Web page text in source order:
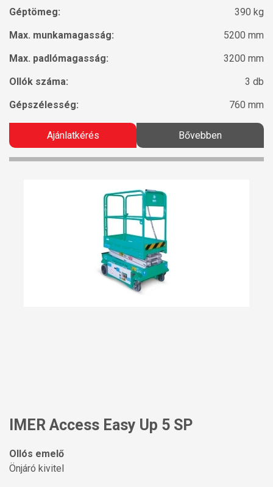
Géptömeg:
390 kg
Max. munkamagasság:
5200 mm
Max. padlómagasság:
3200 mm
Ollók száma:
3 db
Gépszélesség:
760 mm
Ajánlatkérés Bővebben
IMER Access Easy Up 5 SP
Ollós emelő
Önjáró kivitel